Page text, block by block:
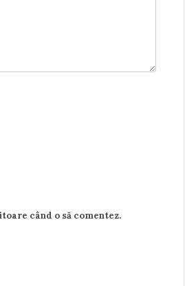
când o să comentez.